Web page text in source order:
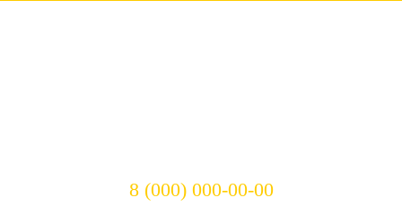
8 (000) 000-00-00